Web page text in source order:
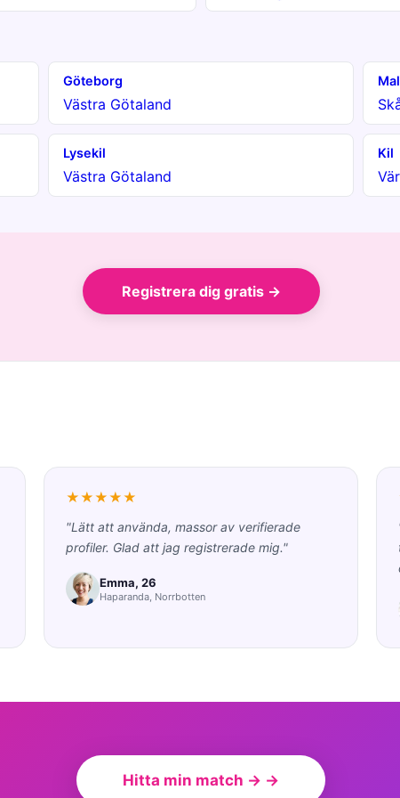
Göteborg
Västra Götaland
Lysekil
Västra Götaland
Kil
Registrera dig gratis →
★★★★★
"Lätt att använda, massor av verifierade
profiler. Glad att jag registrerade mig."
Emma, 26
Haparanda, Norrbotten
Hitta min match → →